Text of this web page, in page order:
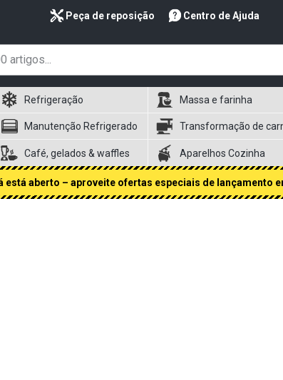
Peça de reposição Centro de Ajuda
Refrigeração Massa e farinha
Manutenção Refrigerado
Café, gelados & waffles Aparelhos Cozinha
está aberto – aproveite ofertas especiais de lançamento